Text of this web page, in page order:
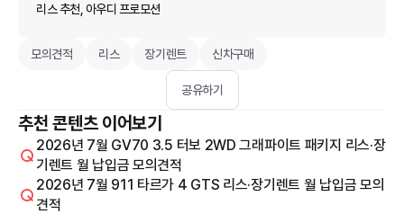
리스 추천, 아우디 프로모션
모의견적 리스 장기렌트 신차구매
공유하기
추천 콘텐츠 이어보기
2026년 7월 GV70 3.5 터보 2WD 그래파이트 패키지 리스·장
기렌트 월 납입금 모의견적
2026년 7월 911 타르가 4 GTS 리스·장기렌트 월 납입금 모의
견적